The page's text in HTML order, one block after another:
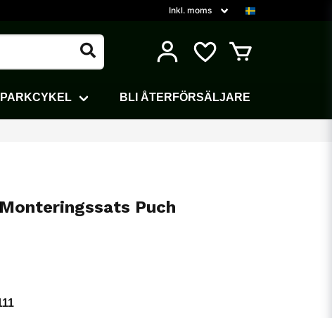
BLI ÅTERFÖRSÄLJARE
Puch